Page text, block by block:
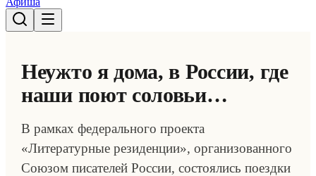
Неужто я дома, в России, где
наши поют соловьи…
В рамках федерального проекта
«Литературные резиденции», организованного
Союзом писателей России, состоялись поездки